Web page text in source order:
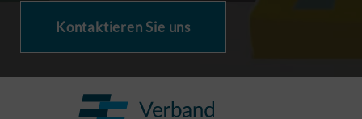
Kontaktieren Sie uns